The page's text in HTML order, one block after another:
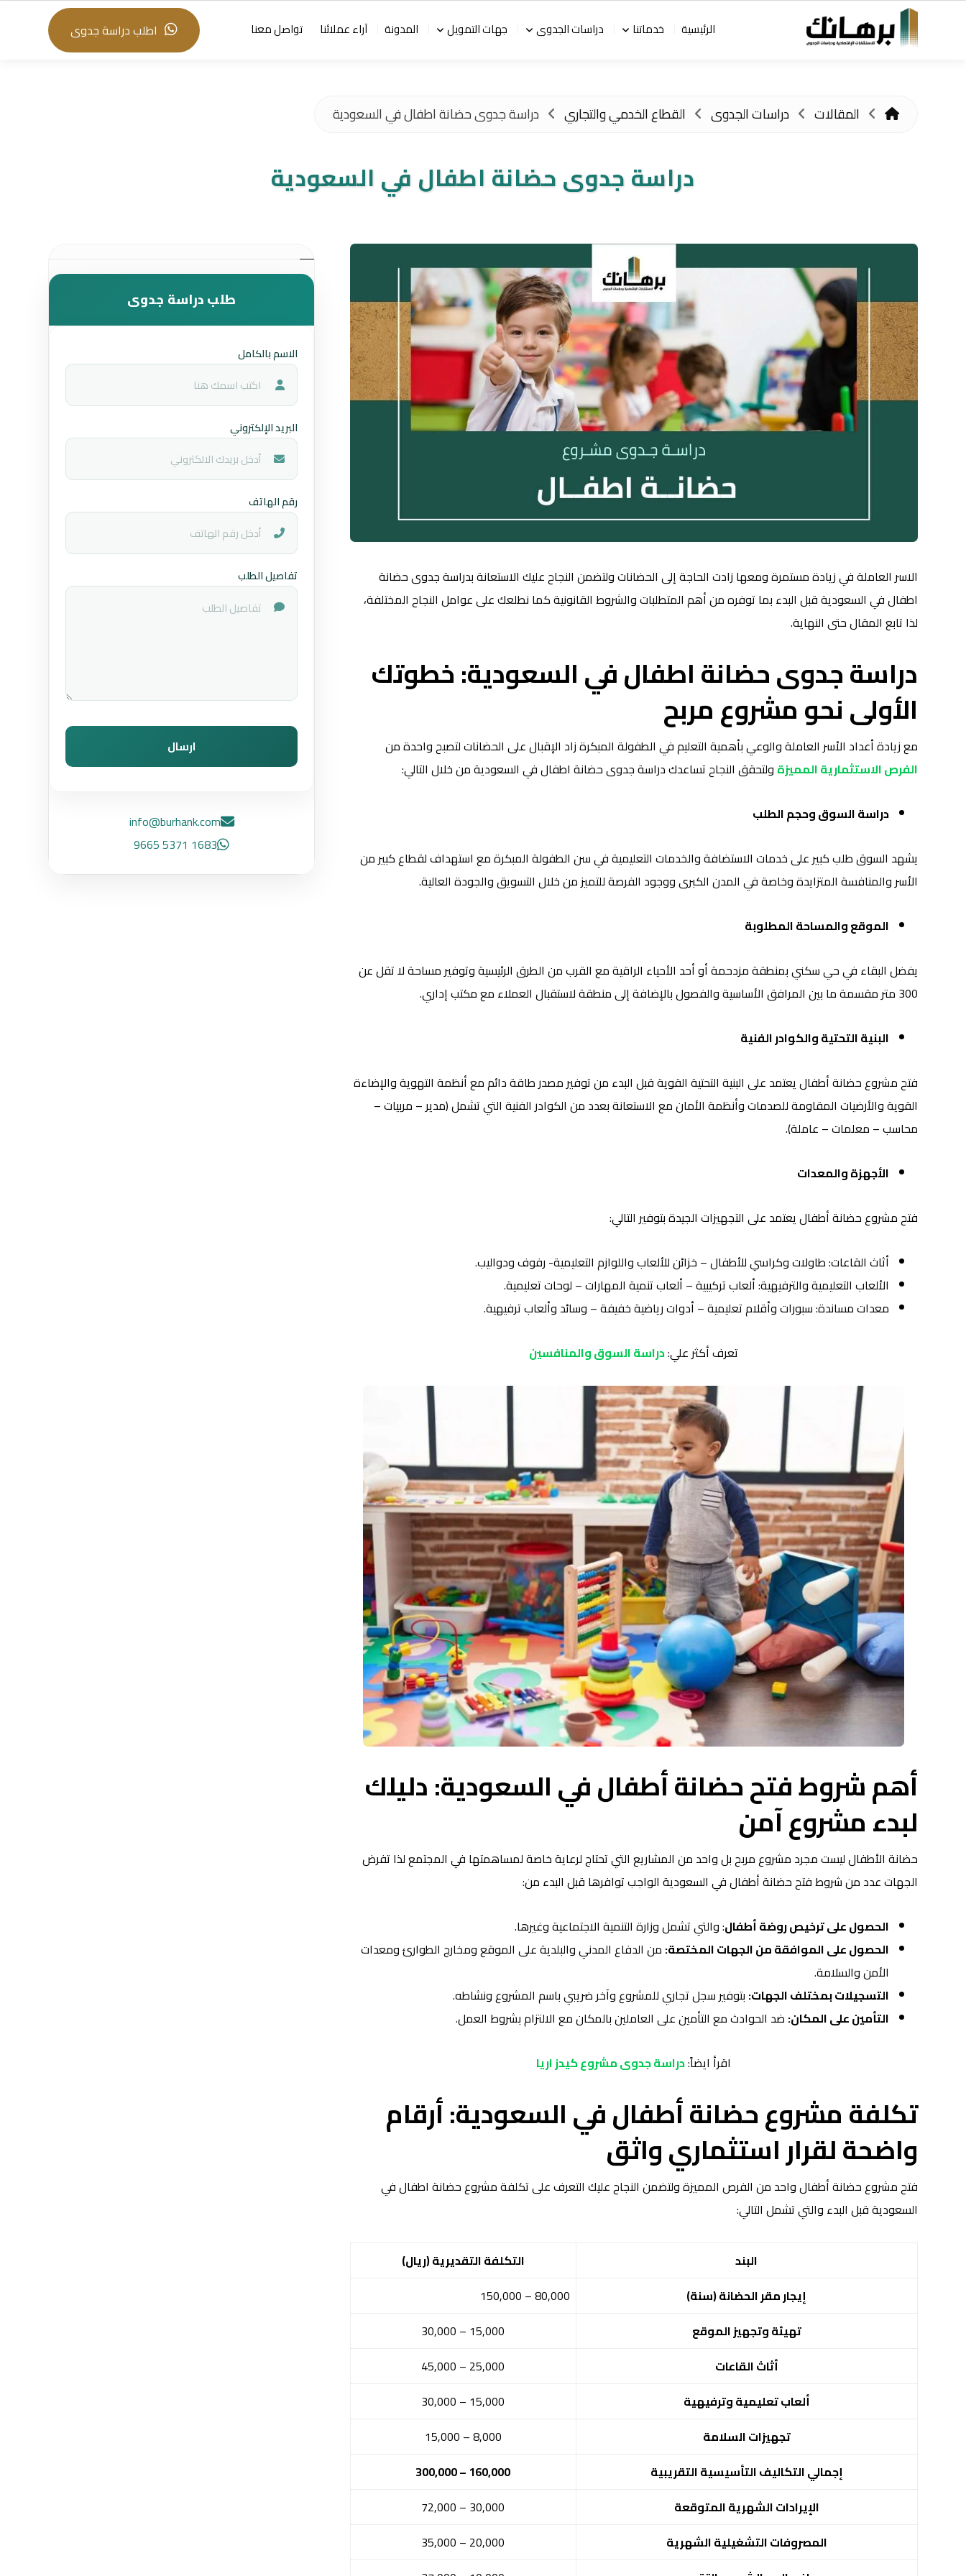
الرئيسية خدماتنا دراسات الجدوى جهات التمويل المدونة آراء عملائنا تواصل معنا اطلب دراسة جدوى
المقالات دراسات الجدوى القطاع الخدمي والتجاري دراسة جدوى حضانة اطفال في السعودية
دراسة جدوى حضانة اطفال في السعودية
الاسر العاملة في زيادة مستمرة ومعها زادت الحاجة إلى الحضانات ولتضمن النجاح عليك الاستعانة بدراسة جدوى حضانة
اطفال في السعودية قبل البدء بما توفره من أهم المتطلبات والشروط القانونية كما نطلعك على عوامل النجاح المختلفة،
لذا تابع المقال حتى النهاية.
دراسة جدوى حضانة اطفال في السعودية: خطوتك
الأولى نحو مشروع مربح
مع زيادة أعداد الأسر العاملة والوعي بأهمية التعليم في الطفولة المبكرة زاد الإقبال على الحضانات لتصبح واحدة من
الفرص الاستثمارية المميزة ولتحقق النجاح تساعدك دراسة جدوى حضانة اطفال في السعودية من خلال التالي:
دراسة السوق وحجم الطلب
يشهد السوق طلب كبير على خدمات الاستضافة والخدمات التعليمية في سن الطفولة المبكرة مع استهداف لقطاع كبير من
الأسر والمنافسة المتزايدة وخاصة في المدن الكبرى ووجود الفرصة للتميز من خلال التسويق والجودة العالية.
الموقع والمساحة المطلوبة
يفضل البقاء في حي سكني بمنطقة مزدحمة أو أحد الأحياء الراقية مع القرب من الطرق الرئيسية وتوفير مساحة لا تقل عن
300 متر مقسمة ما بين المرافق الأساسية والفصول بالإضافة إلى منطقة لاستقبال العملاء مع مكتب إداري.
البنية التحتية والكوادر الفنية
فتح مشروع حضانة أطفال يعتمد على البنية التحتية القوية قبل البدء من توفير مصدر طاقة دائم مع أنظمة التهوية والإضاءة
القوية والأرضيات المقاومة للصدمات وأنظمة الأمان مع الاستعانة بعدد من الكوادر الفنية التي تشمل (مدير – مربيات –
محاسب – معلمات – عاملة).
الأجهزة والمعدات
فتح مشروع حضانة أطفال يعتمد على التجهيزات الجيدة بتوفير التالي:
أثاث القاعات: طاولات وكراسي للأطفال – خزائن للألعاب واللوازم التعليمية- رفوف ودواليب.
الألعاب التعليمية والترفيهية: ألعاب تركيبية – ألعاب تنمية المهارات – لوحات تعليمية.
معدات مساندة: سبورات وأقلام تعليمية – أدوات رياضية خفيفة – وسائد وألعاب ترفيهية.
تعرف أكثر علي:دراسة السوق والمنافسين
أهم شروط فتح حضانة أطفال في السعودية: دليلك
لبدء مشروع آمن
حضانة الأطفال ليست مجرد مشروع مربح بل واحد من المشاريع التي تحتاج لرعاية خاصة لمساهمتها في المجتمع لذا تفرض
الجهات عدد من شروط فتح حضانة أطفال في السعودية الواجب توافرها قبل البدء من:
الحصول علىترخيص روضة أطفال: والتي تشمل وزارة التنمية الاجتماعية وغيرها.
الحصول على الموافقة من الجهات المختصة: من الدفاع المدني والبلدية على الموقع ومخارج الطوارئ ومعدات
الأمن والسلامة.
التسجيلات بمختلف الجهات: بتوفير سجل تجاري للمشروع وآخر ضريبي باسم المشروع ونشاطه.
التأمين على المكان: ضد الحوادث مع التأمين على العاملين بالمكان مع الالتزام بشروط العمل.
اقرأ ايضاً:دراسة جدوى مشروع كيدز اريا
تكلفة مشروع حضانة أطفال في السعودية: أرقام
واضحة لقرار استثماري واثق
فتح مشروع حضانة أطفال واحد من الفرص المميزة ولتضمن النجاح عليك التعرف على تكلفة مشروع حضانة اطفال في
السعودية قبل البدء والتي تشمل التالي:
البند
التكلفة التقديرية (ريال)
إيجار مقر الحضانة (سنة)
80,000 – 150,000
تهيئة وتجهيز الموقع
15,000 – 30,000
أثاث القاعات
25,000 – 45,000
ألعاب تعليمية وترفيهية
15,000 – 30,000
تجهيزات السلامة
8,000 – 15,000
إجمالي التكاليف التأسيسية التقريبية
160,000 – 300,000
الإيرادات الشهرية المتوقعة
30,000 – 72,000
المصروفات التشغيلية الشهرية
20,000 – 35,000
طلب دراسة جدوى
الاسم بالكامل
البريد الإلكتروني
رقم الهاتف
تفاصيل الطلب
ارسال
info@burhank.com
1683 5371 9665